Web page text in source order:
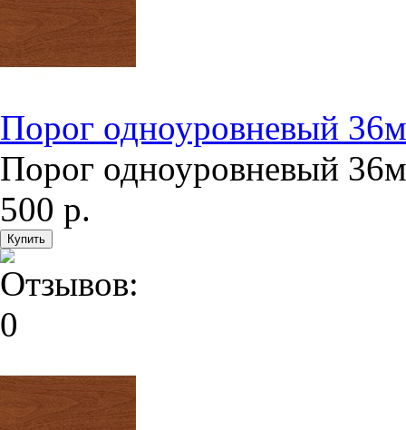
Порог одноуровневый
Порог одноуровневый
500 р.